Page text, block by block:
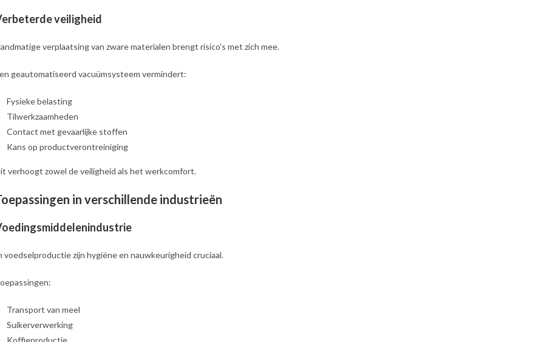
veiligheid
verplaatsing van zware materialen brengt risico’s met zich mee.
geautomatiseerd vacuümsysteem vermindert:
Fysieke belasting
Tilwerkzaamheden
Contact met gevaarlijke stoffen
Kans op productverontreiniging
verhoogt zowel de veiligheid als het werkcomfort.
in verschillende industrieën
voedselproductie zijn hygiëne en nauwkeurigheid cruciaal.
Transport van meel
Suikerverwerking
Koffieproductie